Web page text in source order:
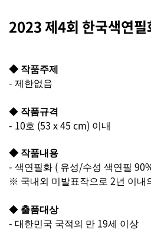
2023 제4회 한국색연필
◆ 작품주제
- 제한없음
◆ 작품규격
- 10호 (53 x 45 cm) 이내
◆ 작품내용
- 색연필화 ( 유성/수성 색연필
※ 국내외 미발표작으로 2년 이내
◆ 출품대상
- 대한민국 국적의 만 19세 이상